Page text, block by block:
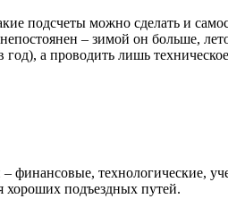
подсчеты можно сделать и
непостоянен – зимой он больше,
год), а проводить лишь
финансовые, технологические,
хороших подъездных путей.